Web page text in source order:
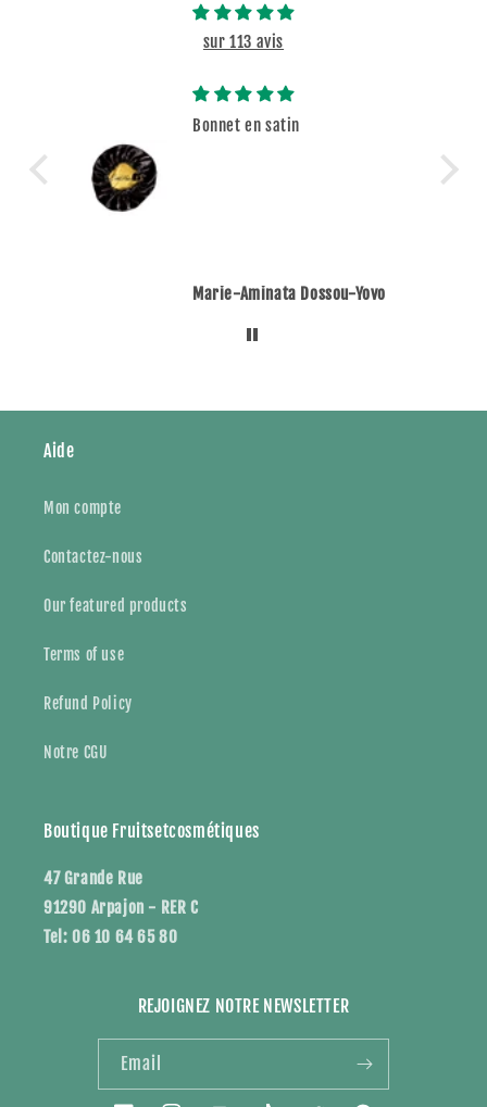
sur 113 avis
Bonnet en satin
Marie-Aminata Dossou-Yovo
Aide
Mon compte
Contactez-nous
Our featured products
Terms of use
Refund Policy
Notre CGU
Boutique Fruitsetcosmétiques
47 Grande Rue
91290 Arpajon - RER C
Tel: 06 10 64 65 80
REJOIGNEZ NOTRE NEWSLETTER
Email